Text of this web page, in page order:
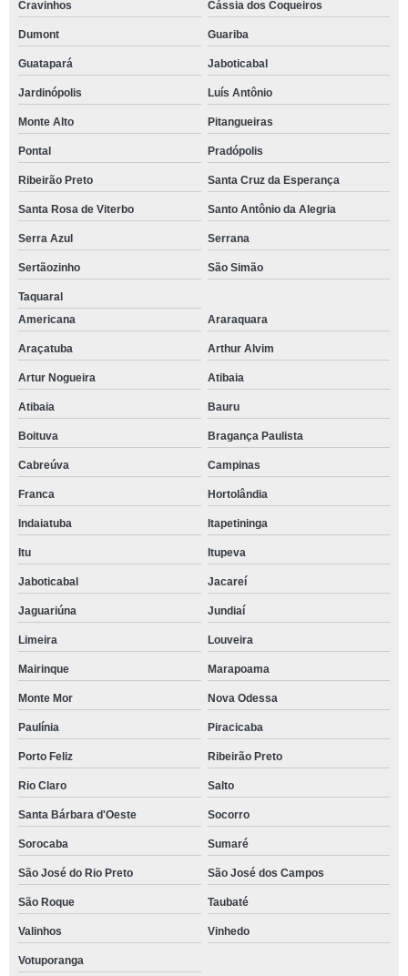
Cravinhos Cássia dos Coqueiros
Dumont Guariba
Guatapará Jaboticabal
Jardinópolis Luís Antônio
Monte Alto Pitangueiras
Pontal Pradópolis
Ribeirão Preto Santa Cruz da Esperança
Santa Rosa de Viterbo Santo Antônio da Alegria
Serra Azul Serrana
Sertãozinho São Simão
Taquaral
Americana
Araraquara
Araçatuba Arthur Alvim
Artur Nogueira Atibaia
Atibaia Bauru
Boituva Bragança Paulista
Cabreúva Campinas
Franca Hortolândia
Indaiatuba Itapetininga
Itu Itupeva
Jaboticabal Jacareí
Jaguariúna Jundiaí
Limeira Louveira
Mairinque Marapoama
Monte Mor Nova Odessa
Paulínia Piracicaba
Porto Feliz Ribeirão Preto
Rio Claro Salto
Santa Bárbara d'Oeste Socorro
Sorocaba Sumaré
São José do Rio Preto São José dos Campos
São Roque Taubaté
Valinhos Vinhedo
Votuporanga